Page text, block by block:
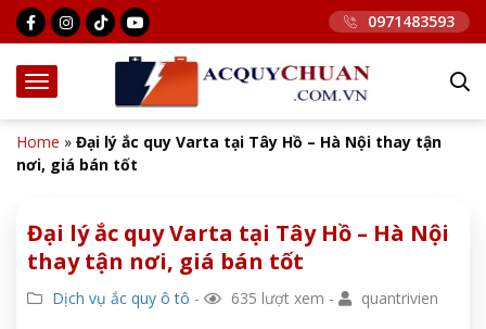
0971483593
Home » Đại lý ắc quy Varta tại Tây Hồ – Hà Nội thay tận
nơi, giá bán tốt
Đại lý ắc quy Varta tại Tây Hồ – Hà Nội
thay tận nơi, giá bán tốt
Dịch vụ ắc quy ô tô - 635 lượt xem - quantrivien